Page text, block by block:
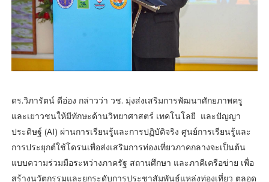
ดร.วิภารัตน์ ดีอ่อง กล่าวว่า วช. มุ่งส่งเสริมการพัฒนาศักยภาพครู
และเยาวชนให้มีทักษะด้านวิทยาศาสตร์ เทคโนโลยี และปัญญา
ประดิษฐ์ (AI) ผ่านการเรียนรู้และการปฏิบัติจริง ศูนย์การเรียนรู้และ
การประยุกต์ใช้โดรนเพื่อส่งเสริมการท่องเที่ยวภาคกลางจะเป็นต้น
แบบความร่วมมือระหว่างภาครัฐ สถานศึกษา และภาคีเครือข่าย เพื่อ
สร้างนวัตกรรมและยกระดับการประชาสัมพันธ์แหล่งท่องเที่ยว ตลอด